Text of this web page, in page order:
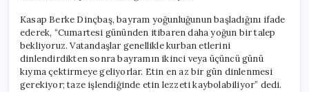
Kasap Berke Dinçbaş, bayram yoğunluğunun başladığını ifade
ederek, “Cumartesi gününden itibaren daha yoğun bir talep
bekliyoruz. Vatandaşlar genellikle kurban etlerini
dinlendirdikten sonra bayramın ikinci veya üçüncü günü
kıyma çektirmeye geliyorlar. Etin en az bir gün dinlenmesi
gerekiyor; taze işlendiğinde etin lezzeti kaybolabiliyor” dedi.